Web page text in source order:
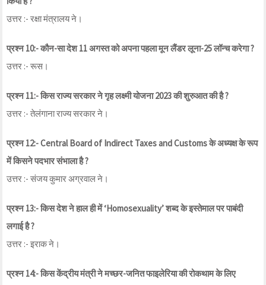
उत्तर :- रक्षा मंत्रालय ने।
प्रश्न 10:- कौन-सा देश 11 अगस्त को अपना पहला मून लैंडर लूना-25 लॉन्च करेगा ?
उत्तर :- रूस।
प्रश्न 11:- किस राज्य सरकार ने गृह लक्ष्मी योजना 2023 की शुरुआत की है ?
उत्तर :- तेलंगाना राज्य सरकार ने।
प्रश्न 12:- Central Board of Indirect Taxes and Customs के अध्यक्ष के रूप
में किसने पदभार संभाला है ?
उत्तर :- संजय कुमार अग्रवाल ने।
प्रश्न 13:- किस देश ने हाल ही में ‘Homosexuality’ शब्द के इस्तेमाल पर पाबंदी
लगाई है ?
उत्तर :- इराक ने।
प्रश्न 14:- किस केंद्रीय मंत्री ने मच्छर-जनित फाइलेरिया की रोकथाम के लिए